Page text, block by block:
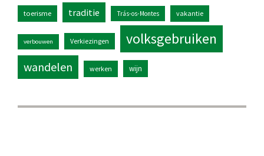
toerisme traditie Trás-os-Montes vakantie
verbouwen Verkiezingen volksgebruiken
wandelen werken wijn